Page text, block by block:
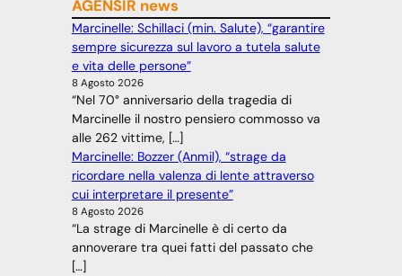
AGENSIR news
Marcinelle: Schillaci (min. Salute), “garantire
sempre sicurezza sul lavoro a tutela salute
e vita delle persone”
8 Agosto 2026
“Nel 70° anniversario della tragedia di
Marcinelle il nostro pensiero commosso va
alle 262 vittime, […]
Marcinelle: Bozzer (Anmil), “strage da
ricordare nella valenza di lente attraverso
cui interpretare il presente”
8 Agosto 2026
“La strage di Marcinelle è di certo da
annoverare tra quei fatti del passato che
[…]